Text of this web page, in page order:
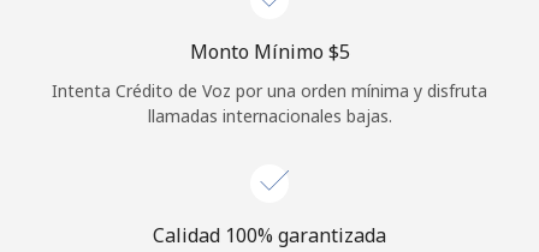
Monto Mínimo ⁦$5⁩
Intenta Crédito de Voz por una orden mínima y disfruta
llamadas internacionales bajas.
Calidad 100% garantizada